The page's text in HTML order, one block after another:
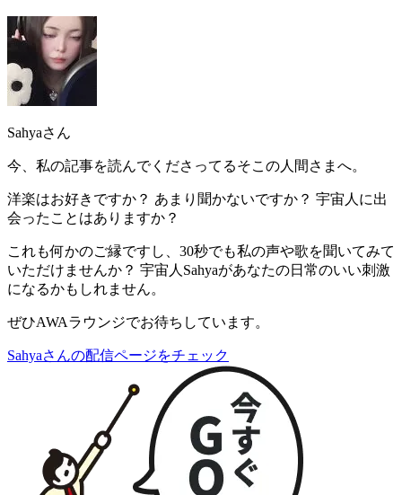
Sahyaさん
今、私の記事を読んでくださってるそこの人間さまへ。
洋楽はお好きですか？ あまり聞かないですか？ 宇宙人に出
会ったことはありますか？
これも何かのご縁ですし、 30秒でも私の声や歌を聞いてみて
いただけませんか？ 宇宙人Sahyaがあなたの日常のいい刺激
になるかもしれません。
ぜひAWAラウンジでお待ちしています。
Sahyaさんの配信ページをチェック